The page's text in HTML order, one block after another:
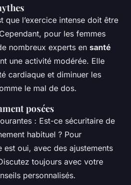
que l’exercice intense doit être
pour les femmes
nombreux experts en santé
une activité modérée. Elle
cardiaque et diminuer les
le mal de dos.
posées
: Est-ce sécuritaire de
habituel ? Pour
est oui, avec des ajustements
toujours avec votre
personnalisés.